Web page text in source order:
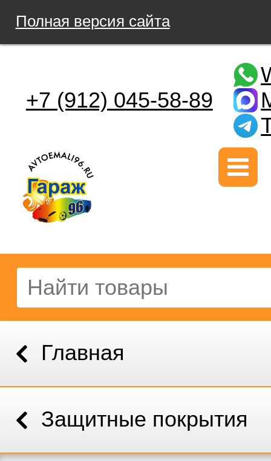
Полная версия сайта
+7 (912) 045-58-89
Главная
Защитные покрытия